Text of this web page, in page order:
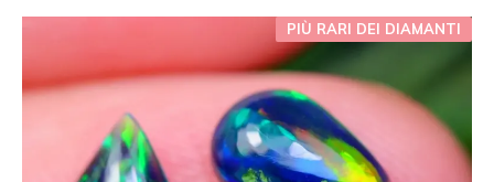
PIÙ RARI DEI DIAMANTI